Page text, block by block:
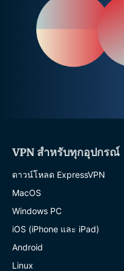
VPN สำหรับทุกอุปกรณ์
ดาวน์โหลด ExpressVPN
MacOS
Windows PC
iOS (iPhone และ iPad)
Android
Linux